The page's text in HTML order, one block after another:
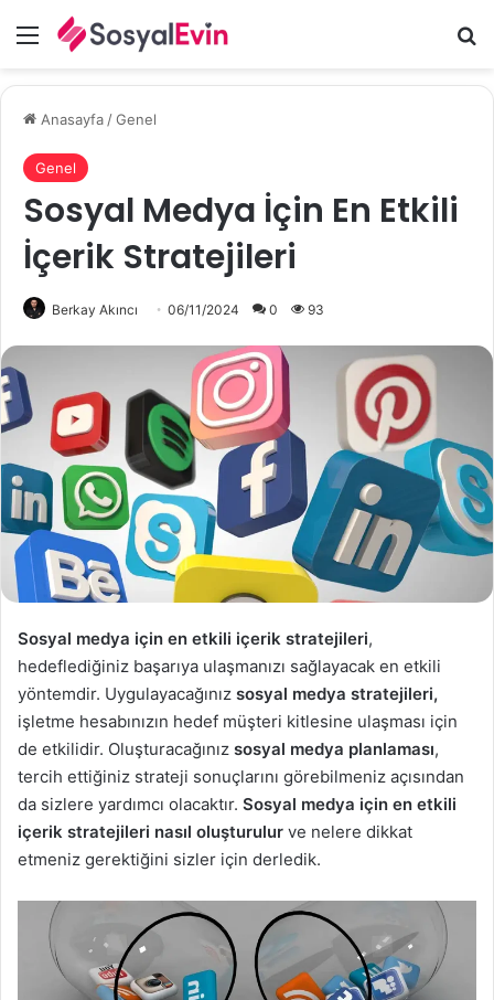
Menü
Anasayfa /Genel
Genel
Sosyal Medya İçin En Etkili
İçerik Stratejileri
Berkay Akıncı 06/11/2024 0 93
Sosyal medya için en etkili içerik stratejileri,
hedeflediğiniz başarıya ulaşmanızı sağlayacak en etkili
yöntemdir. Uygulayacağınız sosyal medya stratejileri,
işletme hesabınızın hedef müşteri kitlesine ulaşması için
de etkilidir. Oluşturacağınız sosyal medya planlaması,
tercih ettiğiniz strateji sonuçlarını görebilmeniz açısından
da sizlere yardımcı olacaktır. Sosyal medya için en etkili
içerik stratejileri nasıl oluşturulur ve nelere dikkat
etmeniz gerektiğini sizler için derledik.